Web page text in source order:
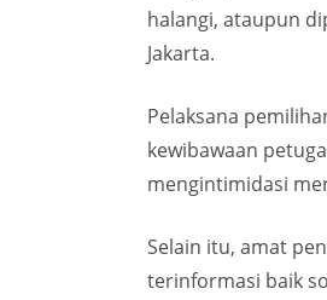
halangi, ataupun
Jakarta.
Pelaksana
kewibawaan
mengintimidasi
Selain itu, amat
terinformasi baik